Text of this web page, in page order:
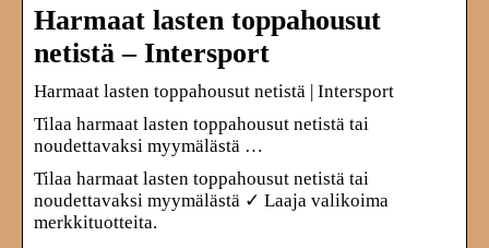
Harmaat lasten toppahousut
netistä – Intersport
Harmaat lasten toppahousut netistä | Intersport
Tilaa harmaat lasten toppahousut netistä tai
noudettavaksi myymälästä …
Tilaa harmaat lasten toppahousut netistä tai
noudettavaksi myymälästä ✓ Laaja valikoima
merkkituotteita.